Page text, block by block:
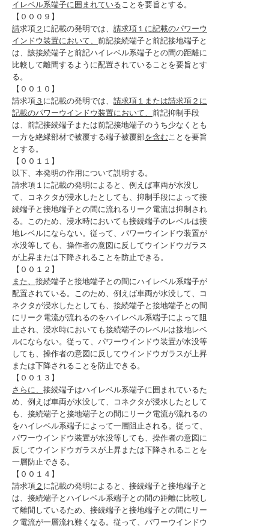
イレベル系端子に囲まれていることを要旨とする。
【０００９】
請求項 ２ に記載の発明では、 請求項１に記載のパワーウ
インドウ装置において、 前記接続端子と前記接地端子と
は、該接続端子と前記ハイレベル系端子との間の距離に
比較して離間するように配置されていることを要旨とす
る。
【００１０】
請求項 ３ に記載の発明では、 請求項１または請求項２に
記載のパワーウインドウ装置において、 前記抑制手段
は、前記接続端子または前記接地端子のうち少なくとも
一方を絶縁部材で被覆する端子被覆部を含むことを要旨
とする。
【００１１】
以下、本発明の作用について説明する。
請求項１に記載の発明によると、例えば車両が水没し
て、コネクタが浸水したとしても、抑制手段によって接
続端子と接地端子との間に流れるリーク電流は抑制され
る。このため、浸水時においても接続端子のレベルは接
地レベルにならない。従って、パワーウインドウ装置が
水没等しても、操作者の意図に反してウインドウガラス
が上昇または下降されることを防止できる。
【００１２】
また、 接続端子と接地端子との間にハイレベル系端子が
配置されている。このため、例えば車両が水没して、コ
ネクタが浸水したとしても、接続端子と接地端子との間
にリーク電流が流れるのをハイレベル系端子によって阻
止され、浸水時においても接続端子のレベルは接地レベ
ルにならない。従って、パワーウインドウ装置が水没等
しても、操作者の意図に反してウインドウガラスが上昇
または下降されることを防止できる。
【００１３】
さらに、 接続端子はハイレベル系端子に囲まれているた
め、例えば車両が水没して、コネクタが浸水したとして
も、接続端子と接地端子との間にリーク電流が流れるの
をハイレベル系端子によって一層阻止される。従って、
パワーウインドウ装置が水没等しても、操作者の意図に
反してウインドウガラスが上昇または下降されることを
一層防止できる。
【００１４】
請求項 ２ に記載の発明によると、接続端子と接地端子と
は、接続端子とハイレベル系端子との間の距離に比較し
て離間しているため、接続端子と接地端子との間にリー
ク電流が一層流れ難くなる。従って、パワーウインドウ